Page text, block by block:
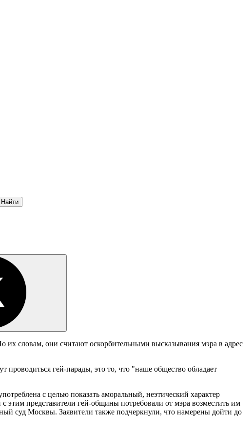
Найти
словам, они считают оскорбительными высказывания мэра в адрес
гей-парады, это то, что "наше общество обладает
с целью показать аморальный, неэтический характер
этим представители гей-общины потребовали от мэра возместить им
суд Москвы. Заявители также подчеркнули, что намерены дойти до